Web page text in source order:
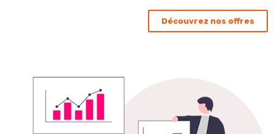
Découvrez nos offres